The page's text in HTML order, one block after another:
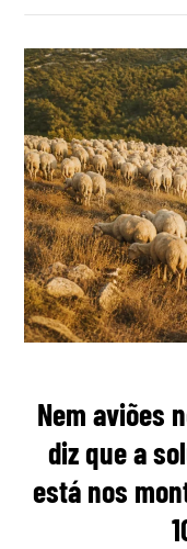
Nem aviões
diz que a
está nos